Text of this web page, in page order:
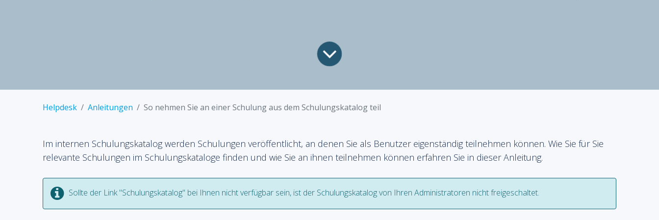
Helpdesk Anleitungen So nehmen Sie an einer Schulung aus dem Schulungskatalog teil
Im internen Schulungskatalog werden Schulungen veröffentlicht, an denen Sie als Benutzer eigenständig teilnehmen können. Wie Sie für Sie
relevante Schulungen im Schulungskataloge finden und wie Sie an ihnen teilnehmen können erfahren Sie in dieser Anleitung.
Sollte der Link "Schulungskatalog" bei Ihnen nicht verfügbar sein, ist der Schulungskatalog von Ihren Administratoren nicht freigeschaltet.